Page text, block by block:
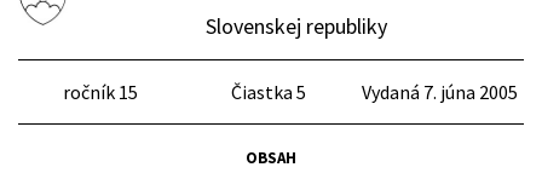
Slovenskej republiky
ročník 15 Čiastka 5 Vydaná 7. júna 2005
OBSAH